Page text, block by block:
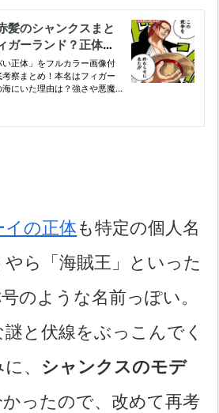
イの正体も特定の個人名
ら「海賊王」といった
のような名前っぽい。
と伏線をぶっこんでく
、 シャンクスのモデ
かったので、改めて再考